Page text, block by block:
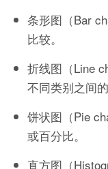
条形图（Bar
比较。
折线图（Line
不同类别之间的
饼状图（Pie
或百分比。
直方图（